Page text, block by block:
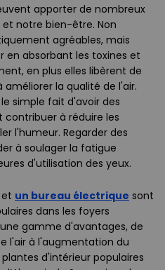
apporter de nombreux
notre bien-être. Non
agréables, mais
en absorbant les toxines et
en plus elles libèrent de
la qualité de l'air.
simple fait d'avoir des
à réduire les
l'humeur. Regarder des
à soulager la fatigue
d'utilisation des yeux.
un bureau électrique sont
dans les foyers
gamme d'avantages, de
l'air à l'augmentation du
d'intérieur populaires